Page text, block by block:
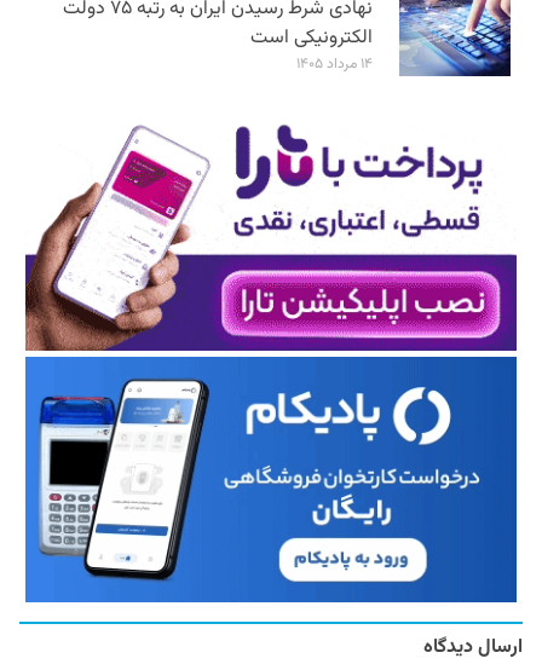
نهادی شرط رسیدن ایران به رتبه ۷۵ دولت
الکترونیکی است
۱۴ مرداد ۱۴۰۵
ارسال دیدگاه